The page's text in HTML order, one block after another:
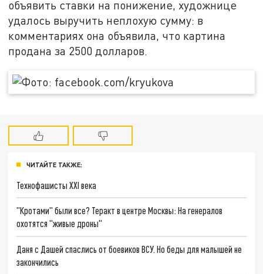
объявить ставки на понижение, художнице
удалось выручить неплохую сумму: в
комментариях она объявила, что картина
продана за 2500 долларов.
ЧИТАЙТЕ ТАКЖЕ:
Технофашисты XXI века
"Кротами" были все? Теракт в центре Москвы: На генералов
охотятся "живые дроны"
Даня с Дашей спаслись от боевиков ВСУ. Но беды для малышей не
закончились